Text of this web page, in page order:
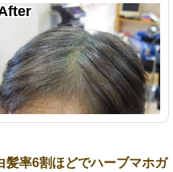
率6割ほどでハーブマホガ